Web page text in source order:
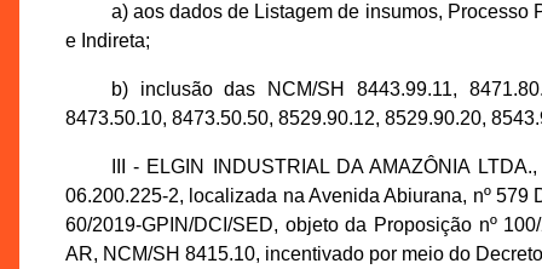
a) aos dados de Listagem de insumos, Processo
e Indireta;
b) inclusão das NCM/SH 8443.99.11,
8473.50.10, 8473.50.50, 8529.90.12, 8529.90.20,
III - ELGIN INDUSTRIAL DA AMAZÔNIA
06.200.225-2, localizada na Avenida Abiurana, nº
60/2019-GPIN/DCI/SED, objeto da Proposição nº
AR, NCM/SH 8415.10, incentivado por meio do